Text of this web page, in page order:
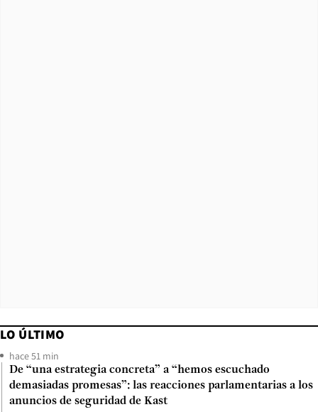
LO ÚLTIMO
hace 51 min
De “una estrategia concreta” a “hemos escuchado
demasiadas promesas”: las reacciones parlamentarias a los
anuncios de seguridad de Kast